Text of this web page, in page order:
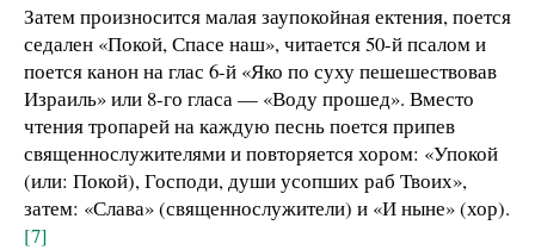
Затем произносится малая заупокойная ектения, поется
седален «Покой, Спасе наш», читается 50-й псалом и
поется канон на глас 6-й «Яко по суху пешешествовав
Израиль» или 8-го гласа — «Воду прошед». Вместо
чтения тропарей на каждую песнь поется припев
священнослужителями и повторяется хором: «Упокой
(или: Покой), Господи, души усопших раб Твоих»,
затем: «Слава» (священнослужители) и «И ныне» (хор).
[7]